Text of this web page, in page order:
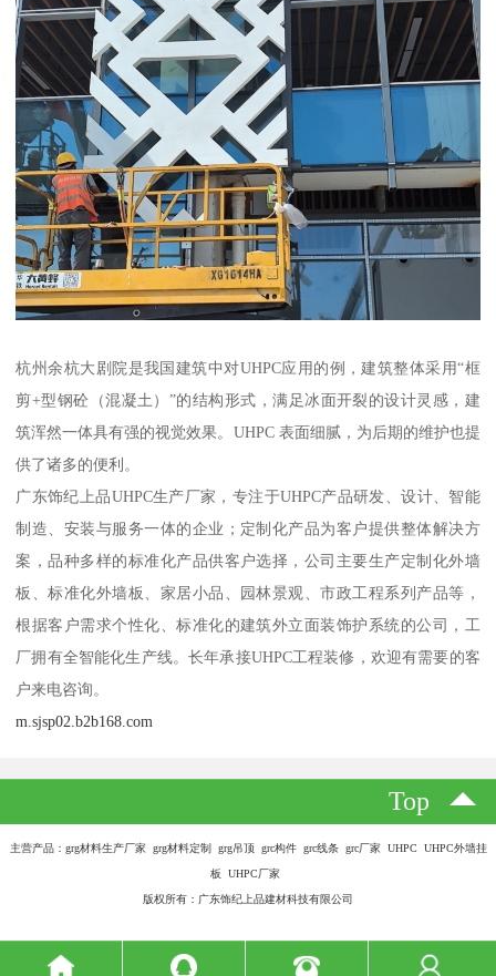
杭州余杭大剧院是我国建筑中对UHPC应用的例，建筑整体采用“框
剪+型钢砼（混凝土）”的结构形式，满足冰面开裂的设计灵感，建
筑浑然一体具有强的视觉效果。UHPC 表面细腻，为后期的维护也提
供了诸多的便利。
广东饰纪上品UHPC生产厂家，专注于UHPC产品研发、设计、智能
制造、安装与服务一体的企业；定制化产品为客户提供整体解决方
案，品种多样的标准化产品供客户选择，公司主要生产定制化外墙
板、标准化外墙板、家居小品、园林景观、市政工程系列产品等，
根据客户需求个性化、标准化的建筑外立面装饰护系统的公司，工
厂拥有全智能化生产线。长年承接UHPC工程装修，欢迎有需要的客
户来电咨询。
m.sjsp02.b2b168.com
Top
主营产品：grg材料生产厂家 grg材料定制 grg吊顶 grc构件 grc线条 grc厂家 UHPC UHPC外墙挂
板 UHPC厂家
版权所有：广东饰纪上品建材科技有限公司